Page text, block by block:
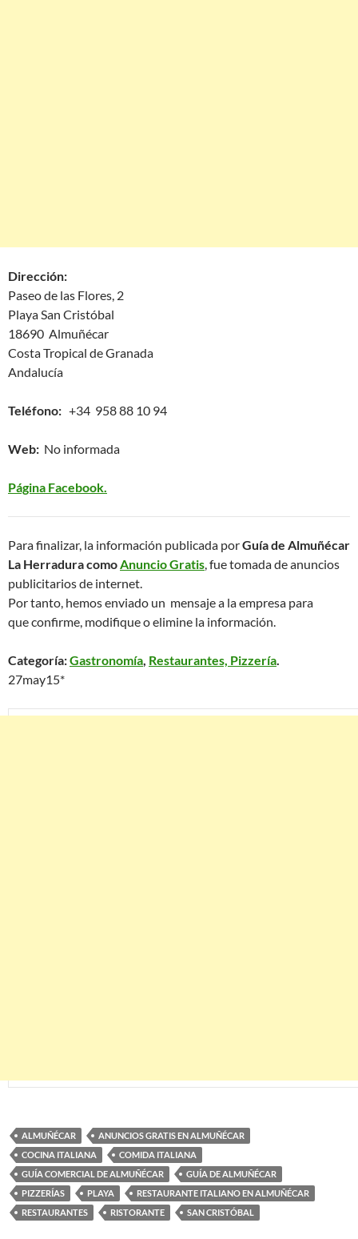
Dirección:
Paseo de las Flores, 2
Playa San Cristóbal
18690 Almuñécar
Costa Tropical de Granada
Andalucía
Teléfono: +34 958 88 10 94
Web: No informada
Página Facebook.
Para finalizar, la información publicada porGuía de Almuñécar
La Herradura comoAnuncio Gratis, fue tomada de anuncios
publicitarios de internet.
Por tanto, hemos enviado un mensaje a la empresa para
que confirme, modifique o elimine la información.
Categoría:Gastronomía, Restaurantes, Pizzería.
27may15*
ALMUÑÉCAR
ANUNCIOS GRATIS EN ALMUÑÉCAR
COCINA ITALIANA
COMIDA ITALIANA
GUÍA COMERCIAL DE ALMUÑÉCAR
GUÍA DE ALMUÑÉCAR
PIZZERÍAS
PLAYA
RESTAURANTE ITALIANO EN ALMUÑÉCAR
RESTAURANTES
RISTORANTE SAN CRISTÓBAL